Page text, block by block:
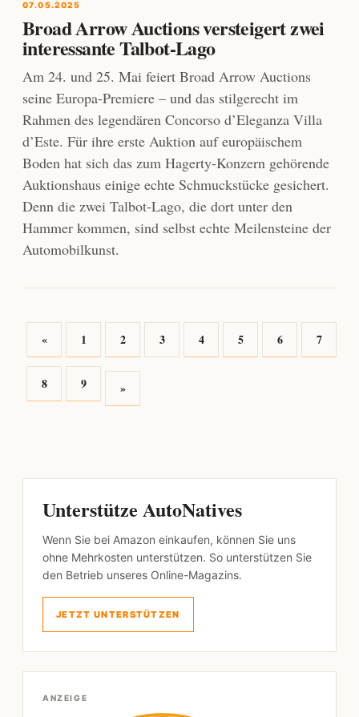
07.05.2025
Broad Arrow Auctions versteigert zwei
interessante Talbot-Lago
Am 24. und 25. Mai feiert Broad Arrow Auctions
seine Europa-Premiere – und das stilgerecht im
Rahmen des legendären Concorso d’Eleganza Villa
d’Este. Für ihre erste Auktion auf europäischem
Boden hat sich das zum Hagerty-Konzern gehörende
Auktionshaus einige echte Schmuckstücke gesichert.
Denn die zwei Talbot-Lago, die dort unter den
Hammer kommen, sind selbst echte Meilensteine der
Automobilkunst.
« 1 2 3 4 5 6 7
8 9 »
Unterstütze AutoNatives
Wenn Sie bei Amazon einkaufen, können Sie uns
ohne Mehrkosten unterstützen. So unterstützen Sie
den Betrieb unseres Online-Magazins.
JETZT UNTERSTÜTZEN
ANZEIGE